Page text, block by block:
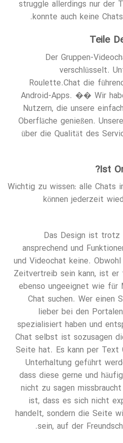
struggle allerdings nur der
konnte auch keine
Teile
Der Gruppen-
verschlüsselt.
Roulette.Chat die
Android-Apps. �� Wir
Nutzern, die unsere
Oberfläche genießen.
über die Qualität des
Ist
Wichtig zu wissen: alle Chats
können jederzeit
Das Design ist trotz
ansprechend und
und Videochat keine.
Zeitvertreib sein kann, ist er
ebenso ungeeignet wie für
Chat suchen. Wer einen
lieber bei den
spezialisiert haben und
Chat selbst ist sozusagen
Seite hat. Es kann per Text
Unterhaltung geführt
dass diese gerne und
nicht zu sagen
ist, dass es sich nicht
handelt, sondern die Seite
sein, auf der